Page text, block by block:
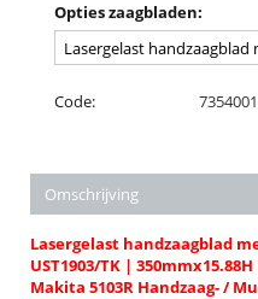
Opties zaagbladen:
Code:
Omschrijving
Lasergelast handzaagblad
UST1903/TK |
Makita 5103R Handzaag- /